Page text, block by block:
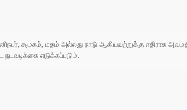
சமூகம், மதம் அல்லது நாடு ஆகியவற்றுக்கு எதிராக
எடுக்கப்படும்.